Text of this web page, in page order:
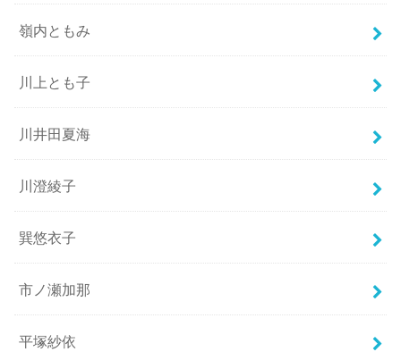
嶺内ともみ
川上とも子
川井田夏海
川澄綾子
巽悠衣子
市ノ瀬加那
平塚紗依